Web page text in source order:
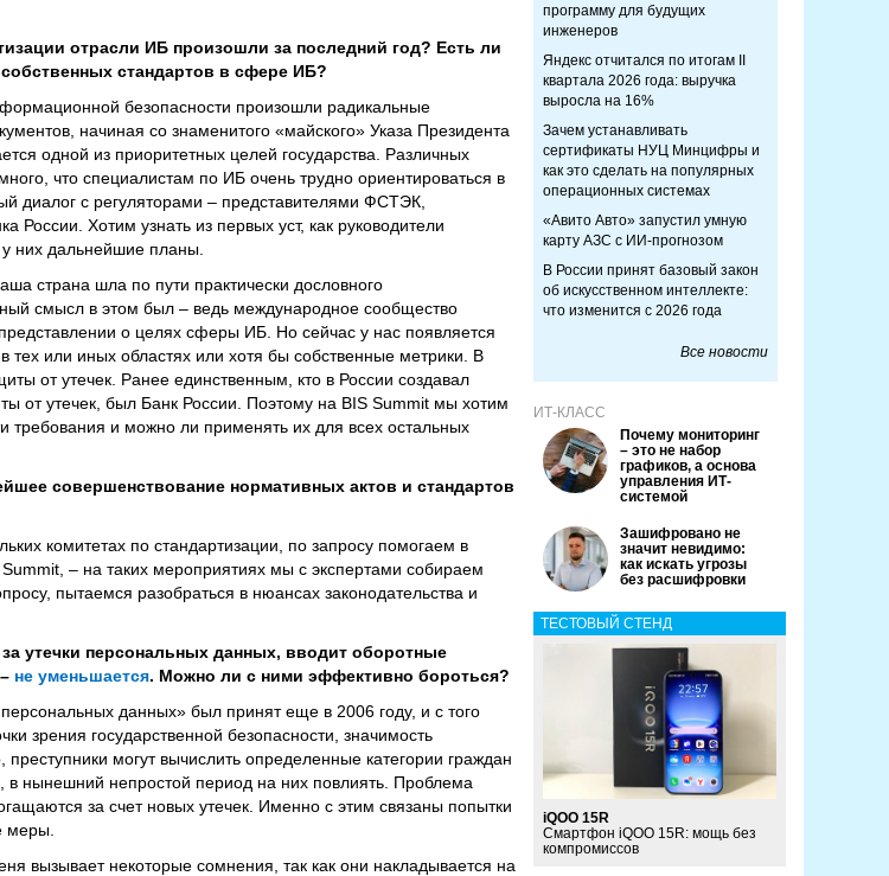
отрасли ИБ произошли за последний год? Есть ли
стандартов в сфере ИБ?
безопасности произошли радикальные
начиная со знаменитого «майского» Указа Президента
одной из приоритетных целей государства. Различных
что специалистам по ИБ очень трудно ориентироваться в
диалог с регуляторами – представителями ФСТЭК,
Хотим узнать из первых уст, как руководители
них дальнейшие планы.
страна шла по пути практически дословного
смысл в этом был – ведь международное сообщество
о целях сферы ИБ. Но сейчас у нас появляется
или иных областях или хотя бы собственные метрики. В
от утечек. Ранее единственным, кто в России создавал
от утечек, был Банк России. Поэтому на BIS Summit мы хотим
требования и можно ли применять их для всех остальных
совершенствование нормативных актов и стандартов
комитетах по стандартизации, по запросу помогаем в
– на таких мероприятиях мы с экспертами собираем
пытаемся разобраться в нюансах законодательства и
утечки персональных данных, вводит оборотные
не уменьшается. Можно ли с ними эффективно бороться?
данных» был принят еще в 2006 году, и с того
зрения государственной безопасности, значимость
могут вычислить определенные категории граждан
в нынешний непростой период на них повлиять. Проблема
за счет новых утечек. Именно с этим связаны попытки
меры.
вызывает некоторые сомнения, так как они накладывается на
программу для будущих
инженеров
Яндекс отчитался по итогам II
квартала 2026 года: выручка
выросла на 16%
Зачем устанавливать
сертификаты НУЦ Минцифры и
как это сделать на популярных
операционных системах
«Авито Авто» запустил умную
карту АЗС с ИИ-прогнозом
В России принят базовый закон
об искусственном интеллекте:
что изменится с 2026 года
Все новости
ИТ-КЛАСС
Почему мониторинг
– это не набор
графиков, а основа
управления ИТ-
системой
Зашифровано не
значит невидимо:
как искать угрозы
без расшифровки
ТЕСТОВЫЙ СТЕНД
iQOO 15R
Смартфон iQOO 15R: мощь без
компромиссов